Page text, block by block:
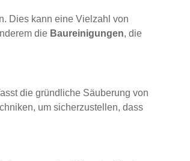
Dies kann eine Vielzahl von
die Baureinigungen, die
die gründliche Säuberung von
um sicherzustellen, dass